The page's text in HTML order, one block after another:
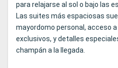
para relajarse al sol o bajo las
Las suites más espaciosas
mayordomo personal, acceso
exclusivos, y detalles
champán a la llegada.